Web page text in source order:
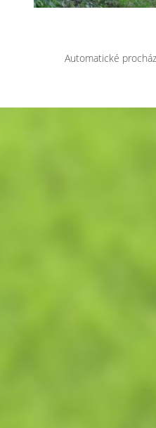
Automatické